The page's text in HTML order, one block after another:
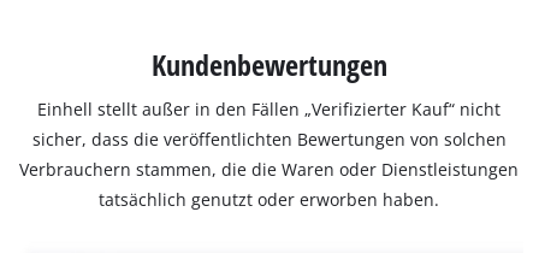
Kundenbewertungen
Einhell stellt außer in den Fällen „Verifizierter Kauf“ nicht
sicher, dass die veröffentlichten Bewertungen von solchen
Verbrauchern stammen, die die Waren oder Dienstleistungen
tatsächlich genutzt oder erworben haben.